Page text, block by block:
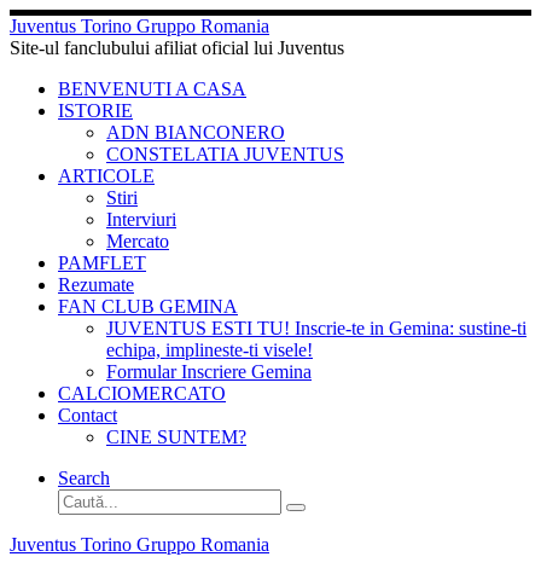
Sari
la
Juventus Torino Gruppo Romania
Site-ul fanclubului afiliat oficial lui Juventus
BENVENUTI A CASA
ISTORIE
ADN BIANCONERO
CONSTELATIA JUVENTUS
ARTICOLE
Stiri
Interviuri
Mercato
PAMFLET
Rezumate
FAN CLUB GEMINA
JUVENTUS ESTI TU! Inscrie-te in Gemina: sustine-ti
echipa, implineste-ti visele!
Formular Inscriere Gemina
CALCIOMERCATO
Contact
CINE SUNTEM?
Search
Căutare
Caută...
Juventus Torino Gruppo Romania